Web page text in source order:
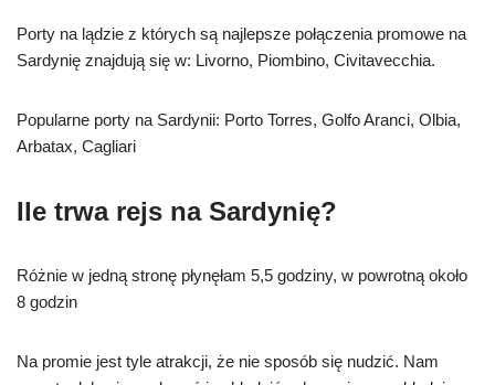
Porty na lądzie z których są najlepsze połączenia promowe na
Sardynię znajdują się w: Livorno, Piombino, Civitavecchia.
Popularne porty na Sardynii: Porto Torres, Golfo Aranci, Olbia,
Arbatax, Cagliari
Ile trwa rejs na Sardynię?
Różnie w jedną stronę płynęłam 5,5 godziny, w powrotną około
8 godzin
Na promie jest tyle atrakcji, że nie sposób się nudzić. Nam